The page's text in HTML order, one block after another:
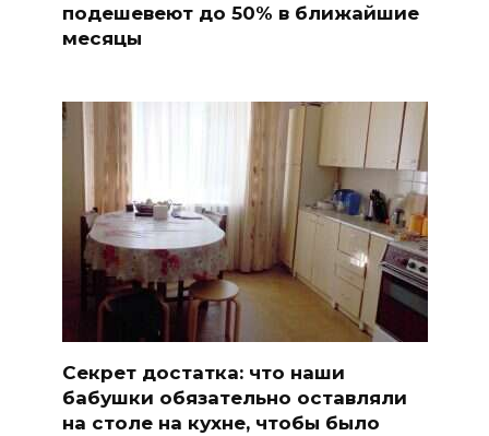
подешевеют до 50% в ближайшие
месяцы
Секрет достатка: что наши
бабушки обязательно оставляли
на столе на кухне, чтобы было